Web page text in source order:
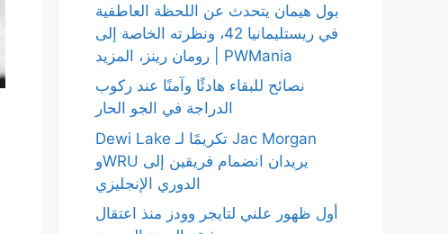
بول هيمان يتحدث عن اللحظة العاطفية
في ريستليمانيا 42، ونظرته الخاصة إلى
رومان رينز، المزيد | PWMania
نصائح للبقاء هادئًا وآمنًا عند ركوب
الدراجة في الجو الحار
Dewi Lake تكريمًا لـ Jac Morgan
وWRU يريدان انضمام فريقين إلى
الدوري الإنجليزي
أول ظهور علني لتايجر وودز منذ اعتقال